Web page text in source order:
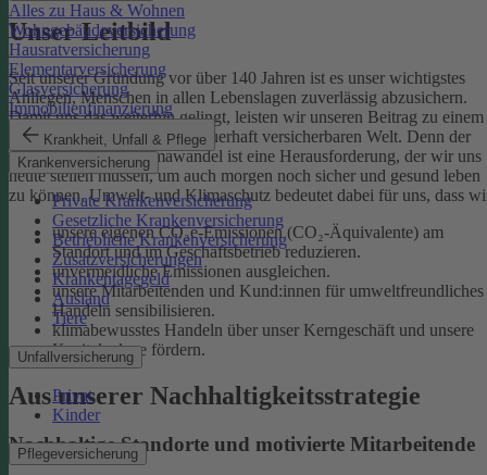
Alles zu Haus & Wohnen
Wohngebäudeversicherung
Hausratversicherung
Elementarversicherung
Glasversicherung
Immobilienfinanzierung
Krankheit, Unfall & Pflege
Krankenversicherung
Private Krankenversicherung
Gesetzliche Krankenversicherung
Betriebliche Krankenversicherung
Zusatzversicherungen
Krankentagegeld
Ausland
Tiere
Unfallversicherung
Privat
Kinder
Pflegeversicherung
Unser Leitbild
Seit unserer Gründung vor über 140 Jahren ist es unser wichtigstes
Anliegen, Menschen in allen Lebenslagen zuverlässig abzusichern.
Damit uns das weiterhin gelingt, leisten wir unseren Beitrag zu einem
gesunden Klima und einer dauerhaft versicherbaren Welt. Denn der
menschgemachte Klimawandel ist eine Herausforderung, der wir uns
heute stellen müssen, um auch morgen noch sicher und gesund leben
zu können.Umwelt- und Klimaschutz bedeutet dabei für uns, dass
unsere eigenen CO₂e-Emissionen (CO₂-Äquivalente) am
Standort und im Geschäftsbetrieb reduzieren.
unvermeidliche Emissionen ausgleichen.
unsere Mitarbeitenden und Kund:innen für umweltfreundliches
Handeln sensibilisieren.
klimabewusstes Handeln über unser Kerngeschäft und unsere
Kapitalanlage fördern.
Aus unserer Nachhaltigkeitsstrategie
Nachhaltige Standorte und motivierte Mitarbeitende